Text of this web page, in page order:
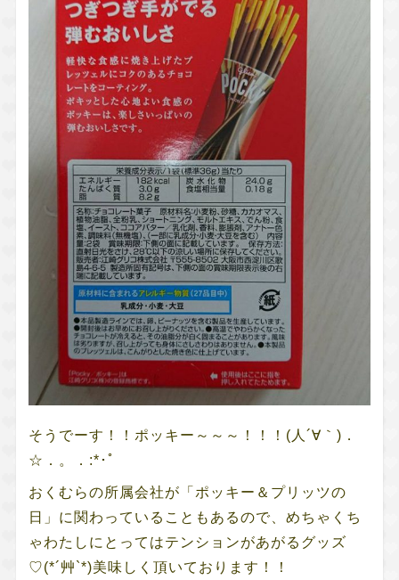
そうでーす！！ポッキー～～～！！！(人´∀｀)．
☆．。．:*･ﾟ
おくむらの所属会社が「ポッキー＆プリッツの
日」に関わっていることもあるので、めちゃくち
ゃわたしにとってはテンションがあがるグッズ
♡(*´艸`*)美味しく頂いております！！